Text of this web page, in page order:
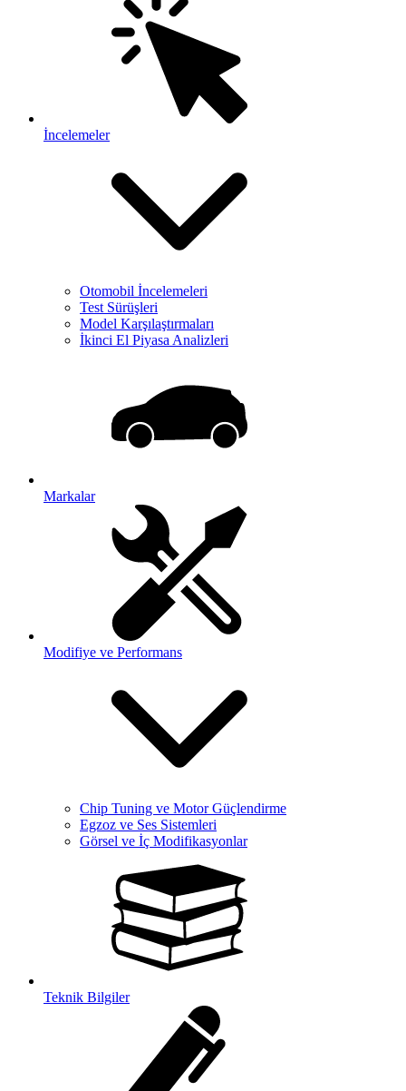
İncelemeler
Otomobil İncelemeleri
Test Sürüşleri
Model Karşılaştırmaları
İkinci El Piyasa Analizleri
Markalar
Modifiye ve Performans
Chip Tuning ve Motor Güçlendirme
Egzoz ve Ses Sistemleri
Görsel ve İç Modifikasyonlar
Teknik Bilgiler